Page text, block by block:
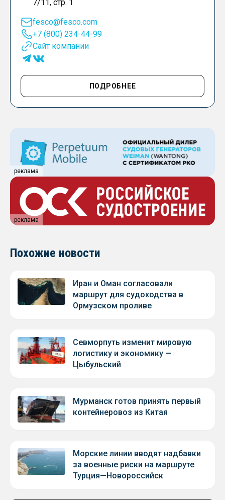
7/11, стр. 1
fesco@fesco.com
+7 (800) 234-44-99
Сайт компании
ПОДРОБНЕЕ
реклама
реклама
Похожие новости
Иран и Оман согласовали
маршрут для судоходства в
Ормузском проливе
Севморпуть изменит мировую
логистику и экономику —
Цыбульский
Мурманск готов принять первый
контейнеровоз из Китая
Морские линии вводят надбавки
за военные риски на маршруте
Турция—Новороссийск